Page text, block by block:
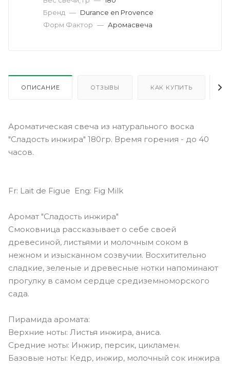
Бренд — Durance en Provence
Форм Фактор — Аромасвеча
ОПИСАНИЕ ОТЗЫВЫ КАК КУПИТЬ
Ароматическая свеча из натурального воска
"Сладость инжира" 180гр. Время горения - до 40
часов.
Fr: Lait de Figue Eng: Fig Milk
Аромат "Сладость инжира"
Смоковница рассказывает о себе своей
древесиной, листьями и молочным соком в
нежном и изысканном созвучии. Восхитительно
сладкие, зеленые и древесные нотки напоминают
прогулку в самом сердце средиземноморского
сада.
Пирамида аромата:
Верхние ноты: Листья инжира, аниса.
Средние ноты: Инжир, персик, цикламен.
Базовые ноты: Кедр, инжир, молочный сок инжира